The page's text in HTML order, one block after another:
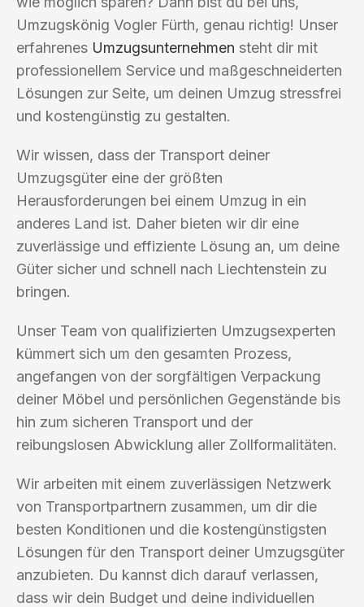
Umzugskönig Vogler Fürth, genau richtig! Unser
erfahrenes Umzugsunternehmen steht dir mit
professionellem Service und maßgeschneiderten
Lösungen zur Seite, um deinen Umzug stressfrei
und kostengünstig zu gestalten.
Wir wissen, dass der Transport deiner
Umzugsgüter eine der größten
Herausforderungen bei einem Umzug in ein
anderes Land ist. Daher bieten wir dir eine
zuverlässige und effiziente Lösung an, um deine
Güter sicher und schnell nach Liechtenstein zu
bringen.
Unser Team von qualifizierten Umzugsexperten
kümmert sich um den gesamten Prozess,
angefangen von der sorgfältigen Verpackung
deiner Möbel und persönlichen Gegenstände bis
hin zum sicheren Transport und der
reibungslosen Abwicklung aller Zollformalitäten.
Wir arbeiten mit einem zuverlässigen Netzwerk
von Transportpartnern zusammen, um dir die
besten Konditionen und die kostengünstigsten
Lösungen für den Transport deiner Umzugsgüter
anzubieten. Du kannst dich darauf verlassen,
dass wir dein Budget und deine individuellen